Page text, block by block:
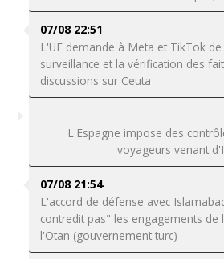
07/08 22:51
L'UE demande à Meta et TikTok
surveillance et la vérification des
discussions sur Ceuta
L'Espagne impose des
voyageurs venant
07/08 21:54
L'accord de défense avec
contredit pas" les engagements de
l'Otan (gouvernement turc)